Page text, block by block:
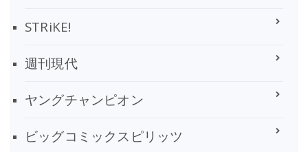
STRiKE!
週刊現代
ヤングチャンピオン
ビッグコミックスピリッツ